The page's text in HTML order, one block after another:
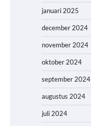
januari 2025
december 2024
november 2024
oktober 2024
september 2024
augustus 2024
juli 2024